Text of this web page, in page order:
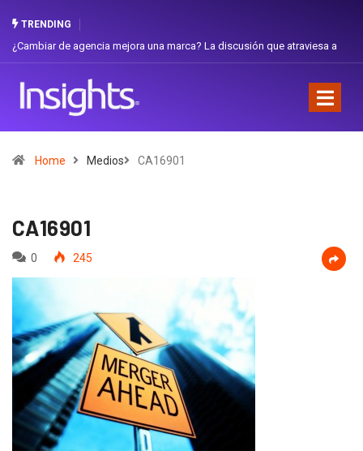
TRENDING
de agencia mejora una marca? La discusión que atraviesa a
Gabriela
Home Medios CA16901
CA16901
0 245